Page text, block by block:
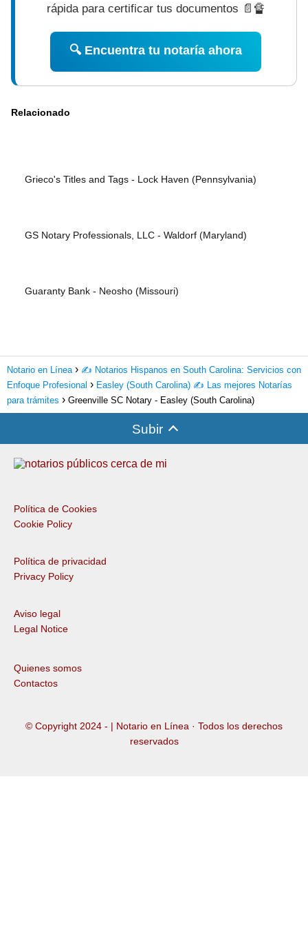
rápida para certificar tus documentos 📄🔏
🔍 Encuentra tu notaría ahora
Relacionado
Grieco's Titles and Tags - Lock Haven (Pennsylvania)
GS Notary Professionals, LLC - Waldorf (Maryland)
Guaranty Bank - Neosho (Missouri)
Notario en Línea
✍️ Notarios Hispanos en South Carolina: Servicios con
Enfoque Profesional
Easley (South Carolina) ✍️ Las mejores Notarías
para trámites
Greenville SC Notary - Easley (South Carolina)
Subir
Política de Cookies
Cookie Policy
Política de privacidad
Privacy Policy
Aviso legal
Legal Notice
Quienes somos
Contactos
© Copyright 2024 - | Notario en Línea · Todos los derechos
reservados